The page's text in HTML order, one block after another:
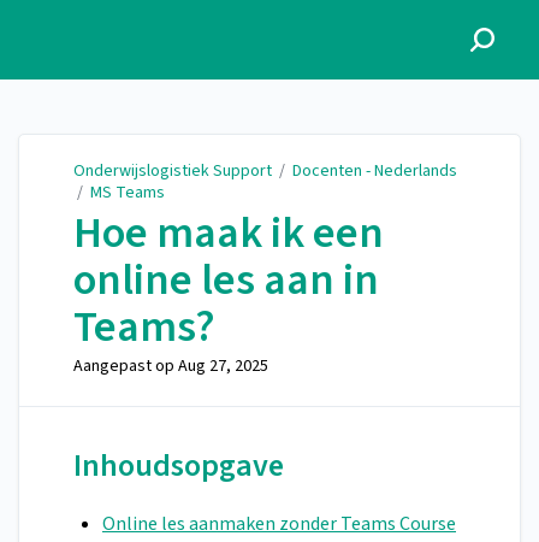
Onderwijslogistiek Support / Docenten - Nederlands
/ MS Teams
Hoe maak ik een
online les aan in
Teams?
Aangepast op Aug 27, 2025
Inhoudsopgave
Online les aanmaken zonder Teams Course